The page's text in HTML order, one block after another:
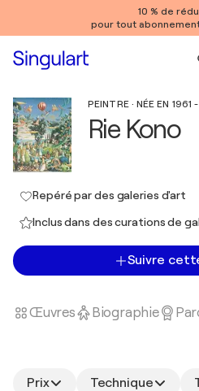
10 % de
pour tout
PEINTRE · NÉE EN 1961
Rie Kono
Repéré par des galeries d'art
Inclus dans des curations de
Suivre
Œuvres Biographie
Prix Technique